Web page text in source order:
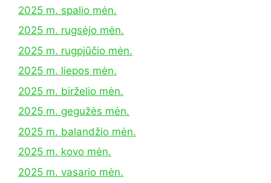
2025 m. spalio mėn.
2025 m. rugsėjo mėn.
2025 m. rugpjūčio mėn.
2025 m. liepos mėn.
2025 m. birželio mėn.
2025 m. gegužės mėn.
2025 m. balandžio mėn.
2025 m. kovo mėn.
2025 m. vasario mėn.